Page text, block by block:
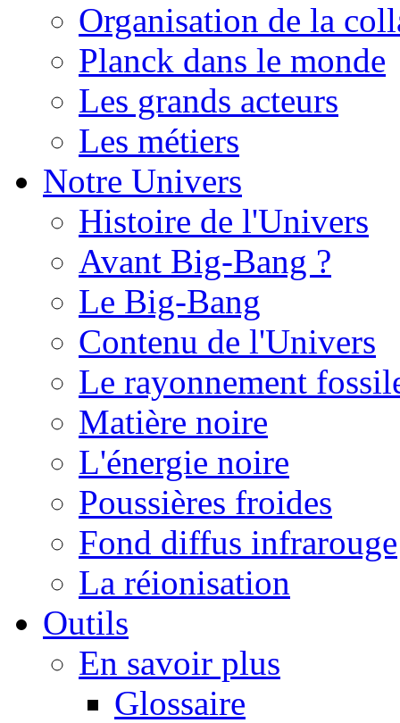
Organisation de la
Planck dans le monde
Les grands acteurs
Les métiers
Notre Univers
Histoire de l'Univers
Avant Big-Bang ?
Le Big-Bang
Contenu de l'Univers
Le rayonnement
Matière noire
L'énergie noire
Poussières froides
Fond diffus infrarouge
La réionisation
Outils
En savoir plus
Glossaire